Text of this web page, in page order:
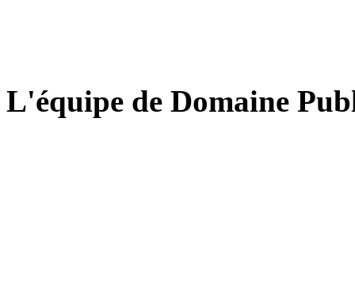
L'équipe de Domaine